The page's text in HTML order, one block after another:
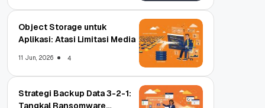
Object Storage untuk
Aplikasi: Atasi Limitasi Media
11 Jun, 2026 4
Strategi Backup Data 3-2-1:
Tangkal Ransomware